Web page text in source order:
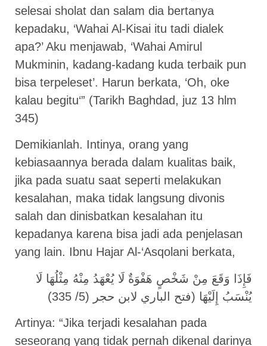
selesai sholat dan salam dia bertanya
kepadaku, ‘Wahai Al-Kisai itu tadi dialek
apa?’ Aku menjawab, ‘Wahai Amirul
Mukminin, kadang-kadang kuda terbaik pun
bisa terpeleset’. Harun berkata, ‘Oh, oke
kalau begitu‘” (Tarikh Baghdad, juz 13 hlm
345)
Demikianlah. Intinya, orang yang
kebiasaannya berada dalam kualitas baik,
jika pada suatu saat seperti melakukan
kesalahan, maka tidak langsung divonis
salah dan dinisbatkan kesalahan itu
kepadanya karena bisa jadi ada penjelasan
yang lain. Ibnu Hajar Al-‘Asqolani berkata,
فَإِذَا وَقَعَ مِنْ شَخْصٍ هَفْوَةٌ لَا يُعْهَدُ مِنْهُ مِثْلُهَا لَا
يُنْسَبُ إِلَيْهَا (فتح الباري لابن حجر (5/ 335)
Artinya: “Jika terjadi kesalahan pada
seseorang yang tidak pernah dikenal darinya